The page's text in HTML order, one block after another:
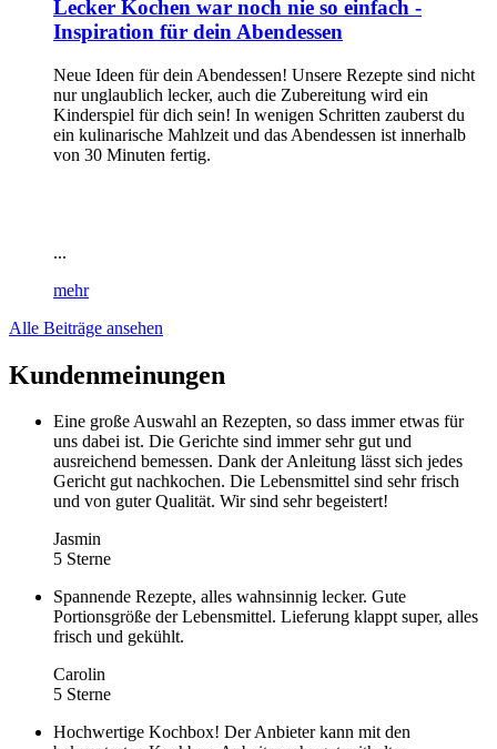
Lecker Kochen war noch nie so einfach -
Inspiration für dein Abendessen
Neue Ideen für dein Abendessen! Unsere Rezepte sind nicht
nur unglaublich lecker, auch die Zubereitung wird ein
Kinderspiel für dich sein! In wenigen Schritten zauberst du
ein kulinarische Mahlzeit und das Abendessen ist innerhalb
von 30 Minuten fertig.
...
mehr
Alle Beiträge ansehen
Kundenmeinungen
Eine große Auswahl an Rezepten, so dass immer etwas für
uns dabei ist. Die Gerichte sind immer sehr gut und
ausreichend bemessen. Dank der Anleitung lässt sich jedes
Gericht gut nachkochen. Die Lebensmittel sind sehr frisch
und von guter Qualität. Wir sind sehr begeistert!
Jasmin
5 Sterne
Spannende Rezepte, alles wahnsinnig lecker. Gute
Portionsgröße der Lebensmittel. Lieferung klappt super, alles
frisch und gekühlt.
Carolin
5 Sterne
Hochwertige Kochbox! Der Anbieter kann mit den